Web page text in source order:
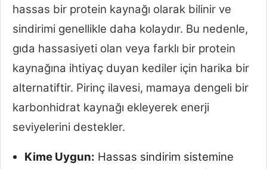
hassas bir protein kaynağı olarak bilinir ve
sindirimi genellikle daha kolaydır. Bu nedenle,
gıda hassasiyeti olan veya farklı bir protein
kaynağına ihtiyaç duyan kediler için harika bir
alternatiftir. Pirinç ilavesi, mamaya dengeli bir
karbonhidrat kaynağı ekleyerek enerji
seviyelerini destekler.
Kime Uygun: Hassas sindirim sistemine